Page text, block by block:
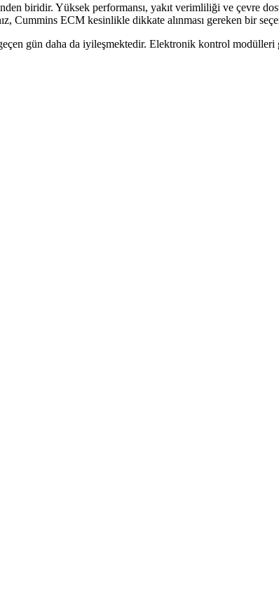
biridir. Yüksek performansı, yakıt verimliliği ve çevre
Cummins ECM kesinlikle dikkate alınması gereken bir
gün daha da iyileşmektedir. Elektronik kontrol modülleri